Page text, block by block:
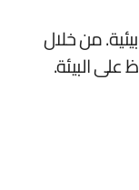
من خلال
على البيئة.